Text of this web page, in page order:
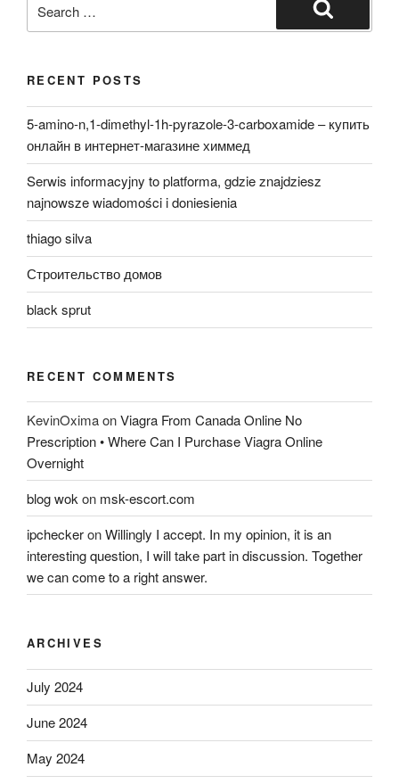
for:
Search
RECENT POSTS
5-amino-n,1-dimethyl-1h-pyrazole-3-carboxamide – купить
онлайн в интернет-магазине химмед
Serwis informacyjny to platforma, gdzie znajdziesz
najnowsze wiadomości i doniesienia
thiago silva
Строительство домов
black sprut
RECENT COMMENTS
KevinOximaonViagra From Canada Online No
Prescription • Where Can I Purchase Viagra Online
Overnight
blog wok on msk-escort.com
ipcheckeronWillingly I accept. In my opinion, it is an
interesting question, I will take part in discussion. Together
we can come to a right answer.
ARCHIVES
July 2024
June 2024
May 2024